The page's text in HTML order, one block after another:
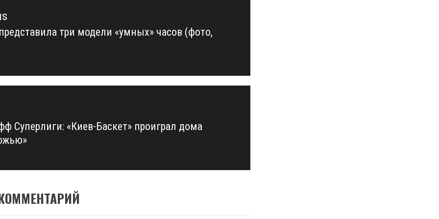
три модели «умных» часов (фото,
Суперлиги: «Киев-Баскет» проиграл дома